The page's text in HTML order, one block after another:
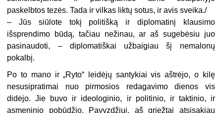
paskelbtos tezės. Tada ir vilkas liktų sotus, ir avis sveika./
– Jūs siūlote tokį politišką ir diplomatinį klausimo
išsprendimo būdą, tačiau nežinau, ar aš sugebėsiu juo
pasinaudoti, – diplomatiškai užbaigiau šį nemalonų
pokalbį.
Po to mano ir „Ryto“ leidėjų santykiai vis aštrėjo, o kilę
nesusipratimai nuo pirmosios redagavimo dienos vis
didėjo. Jie buvo ir ideologinio, ir politinio, ir taktinio, ir
asmeninio pobūdžio. Pavyzdžiui, aš griežtai atsisakiau